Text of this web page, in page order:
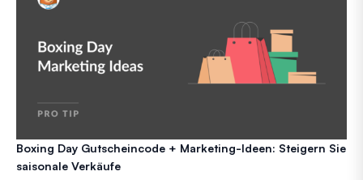
Boxing Day Gutscheincode + Marketing-Ideen: Steigern Sie
saisonale Verkäufe